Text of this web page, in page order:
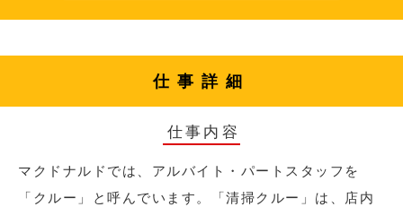
仕事詳細
仕事内容
マクドナルドでは、アルバイト・パートスタッフを
「クルー」と呼んでいます。「清掃クルー」は、店内